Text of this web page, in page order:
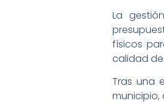
La
físicos
calidad
Tras una